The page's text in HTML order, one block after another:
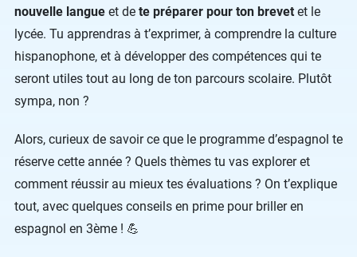
nouvelle langue et de te préparer pour ton brevet et le
lycée. Tu apprendras à t’exprimer, à comprendre la culture
hispanophone, et à développer des compétences qui te
seront utiles tout au long de ton parcours scolaire. Plutôt
sympa, non ?
Alors, curieux de savoir ce que le programme d’espagnol te
réserve cette année ? Quels thèmes tu vas explorer et
comment réussir au mieux tes évaluations ? On t’explique
tout, avec quelques conseils en prime pour briller en
espagnol en 3ème ! 💪